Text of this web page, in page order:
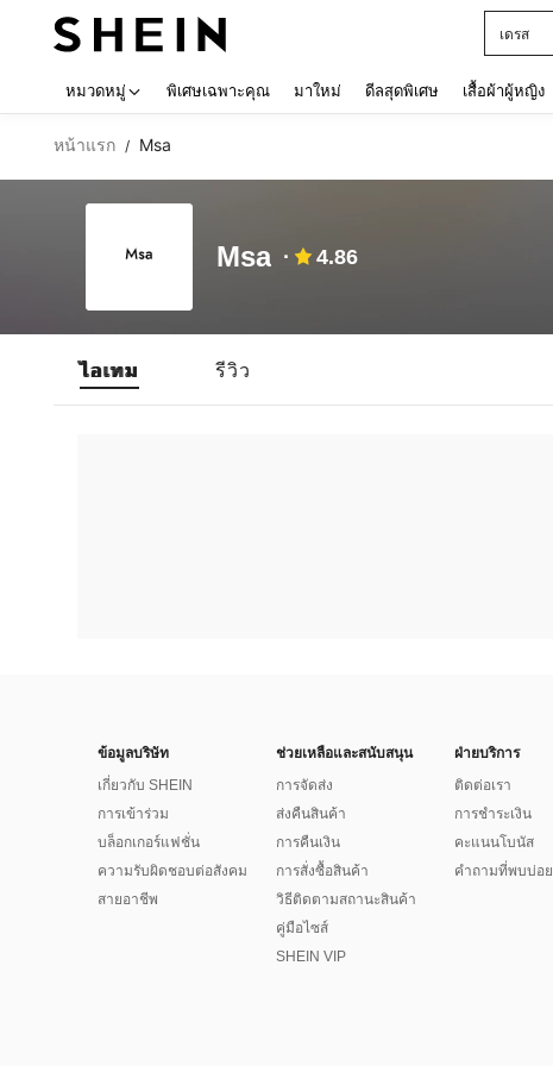
เดรส
หมวดหมู่ พิเศษเฉพาะคุณ มาใหม่ ดีลสุดพิเศษ เสื้อผ้าผู้หญิง
หน้าแรก / Msa
Msa 4.86
ไอเทม รีวิว
ข้อมูลบริษัท
เกี่ยวกับ SHEIN
การเข้าร่วม
บล็อกเกอร์แฟชั่น
ความรับผิดชอบต่อสังคม
สายอาชีพ
ช่วยเหลือและสนับสนุน
การจัดส่ง
ส่งคืนสินค้า
การคืนเงิน
การสั่งซื้อสินค้า
วิธีติดตามสถานะสินค้า
คู่มือไซส์
SHEIN VIP
ฝ่ายบริการ
ติดต่อเรา
การชำระเงิน
คะแนนโบนัส
คำถามที่พบบ่อย